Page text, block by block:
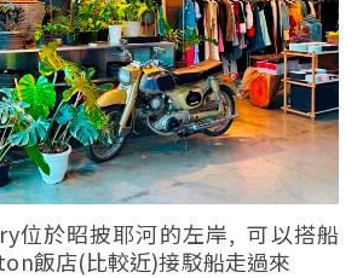
位於昭披耶河的左岸, 可以搭船
飯店(比較近)接駁船走過來